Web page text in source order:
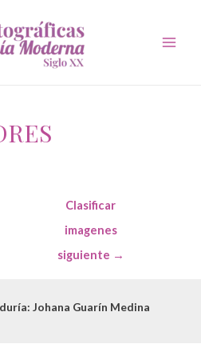
Clasificar
imagenes
siguiente →
Johana Guarín Medina